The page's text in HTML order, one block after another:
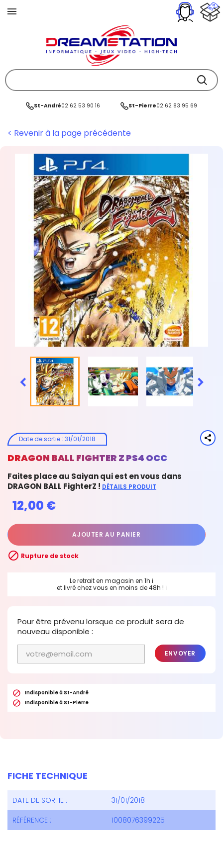
St-André02 62 53 90 16 St-Pierre02 62 83 95 69
< Revenir à la page précédente
 
Date de sortie : 31/01/2018
DRAGON BALL FIGHTER Z PS4 OCC
Faites place au Saiyan qui est en vous dans
DRAGON BALL FighterZ ! DÉTAILS PRODUIT
12,00 €
AJOUTER AU PANIER
 Rupture de stock
Le retrait en magasin en 1h ℹ
et livré chez vous en moins de 48h ! ℹ
Pour être prévenu lorsque ce produit sera de
nouveau disponible :
ENVOYER
 Indisponible à St-André
 Indisponible à St-Pierre
FICHE TECHNIQUE
DATE DE SORTIE :
31/01/2018
RÉFÉRENCE :
1008076399225